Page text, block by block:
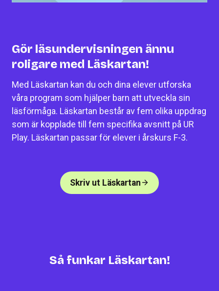
Gör läsundervisningen ännu
roligare med Läskartan!
Med Läskartan kan du och dina elever utforska
våra program som hjälper barn att utveckla sin
läsförmåga. Läskartan består av fem olika uppdrag
som är kopplade till fem specifika avsnitt på UR
Play. Läskartan passar för elever i årskurs F-3.
Skriv ut Läskartan
Så funkar Läskartan!